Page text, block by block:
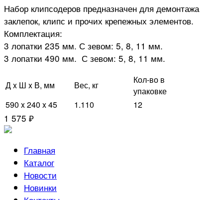
Набор клипсодеров предназначен для демонтажа
заклепок, клипс и прочих крепежных элементов.
Комплектация:
3 лопатки 235 мм. С зевом: 5, 8, 11 мм.
3 лопатки 490 мм. С зевом: 5, 8, 11 мм.
Д x Ш x В, мм Вес, кг
Кол-во в
упаковке
590 x 240 x 45
1.110 12
1 575 ₽
Главная
Каталог
Новости
Новинки